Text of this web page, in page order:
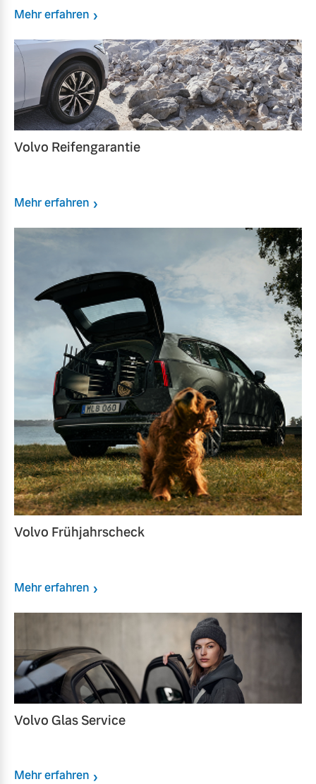
Mehr erfahren
Volvo Reifengarantie
Mehr erfahren
Volvo Frühjahrscheck
Mehr erfahren
Volvo Glas Service
Mehr erfahren